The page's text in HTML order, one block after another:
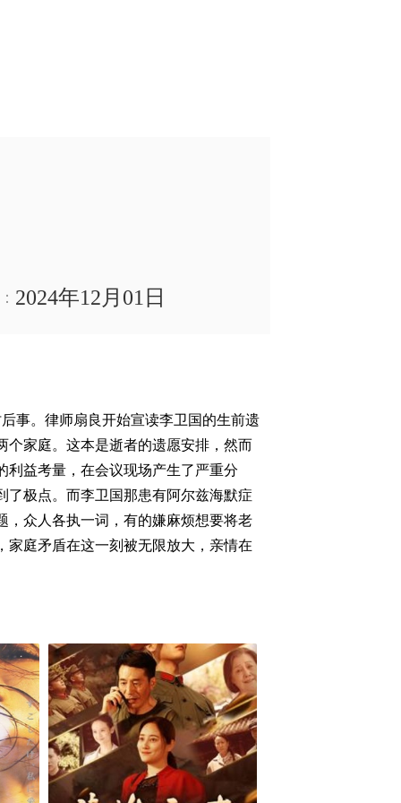
2024年12月01日
事。律师扇良开始宣读李卫国的生前遗
个家庭。这本是逝者的遗愿安排，然而
利益考量，在会议现场产生了严重分
了极点。而李卫国那患有阿尔兹海默症
，众人各执一词，有的嫌麻烦想要将老
家庭矛盾在这一刻被无限放大，亲情在